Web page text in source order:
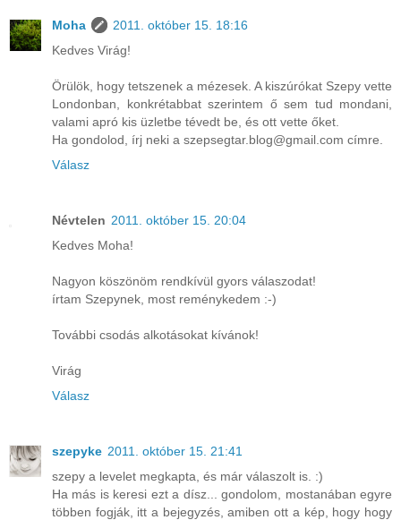
Moha
2011. október 15. 18:16
Kedves Virág!
Örülök, hogy tetszenek a mézesek. A kiszúrókat Szepy vette
Londonban, konkrétabbat szerintem ő sem tud mondani,
valami apró kis üzletbe tévedt be, és ott vette őket.
Ha gondolod, írj neki a szepsegtar.blog@gmail.com címre.
Válasz
Névtelen 2011. október 15. 20:04
Kedves Moha!
Nagyon köszönöm rendkívül gyors válaszodat!
írtam Szepynek, most reménykedem :-)
További csodás alkotásokat kívánok!
Virág
Válasz
szepyke 2011. október 15. 21:41
szepy a levelet megkapta, és már válaszolt is. :)
Ha más is keresi ezt a dísz... gondolom, mostanában egyre
többen fogják, itt a bejegyzés, amiben ott a kép, hogy hogy